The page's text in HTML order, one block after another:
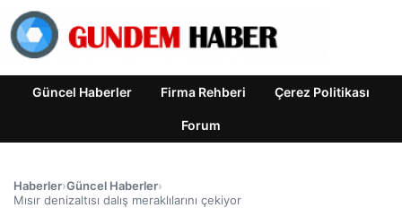
Güncel Haberler Firma Rehberi Çerez Politikası
Forum
Haberler›Güncel Haberler›
Mısır denizaltısı dalış meraklılarını çekiyor